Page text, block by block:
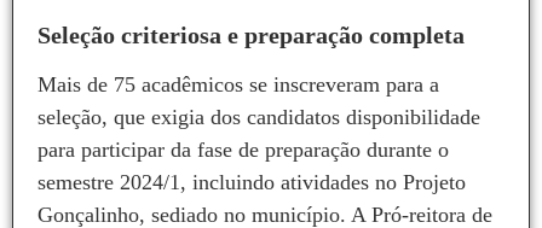
Seleção criteriosa e preparação completa
Mais de 75 acadêmicos se inscreveram para a
seleção, que exigia dos candidatos disponibilidade
para participar da fase de preparação durante o
semestre 2024/1, incluindo atividades no Projeto
Gonçalinho, sediado no município. A Pró-reitora de